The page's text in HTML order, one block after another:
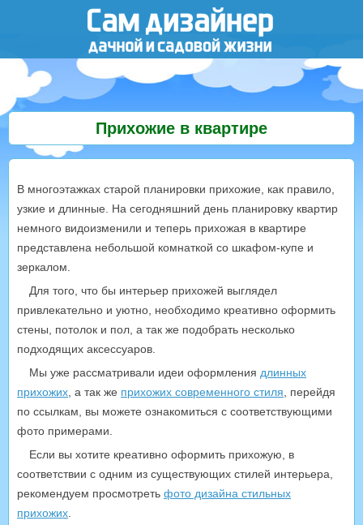
Прихожие в квартире
В многоэтажках старой планировки прихожие, как правило,
узкие и длинные. На сегодняшний день планировку квартир
немного видоизменили и теперь прихожая в квартире
представлена небольшой комнаткой со шкафом-купе и
зеркалом.
Для того, что бы интерьер прихожей выглядел
привлекательно и уютно, необходимо креативно оформить
стены, потолок и пол, а так же подобрать несколько
подходящих аксессуаров.
Мы уже рассматривали идеи оформления длинных
прихожих , а так же прихожих современного стиля , перейдя
по ссылкам, вы можете ознакомиться с соответствующими
фото примерами.
Если вы хотите креативно оформить прихожую, в
соответствии с одним из существующих стилей интерьера,
рекомендуем просмотреть фото дизайна стильных
прихожих